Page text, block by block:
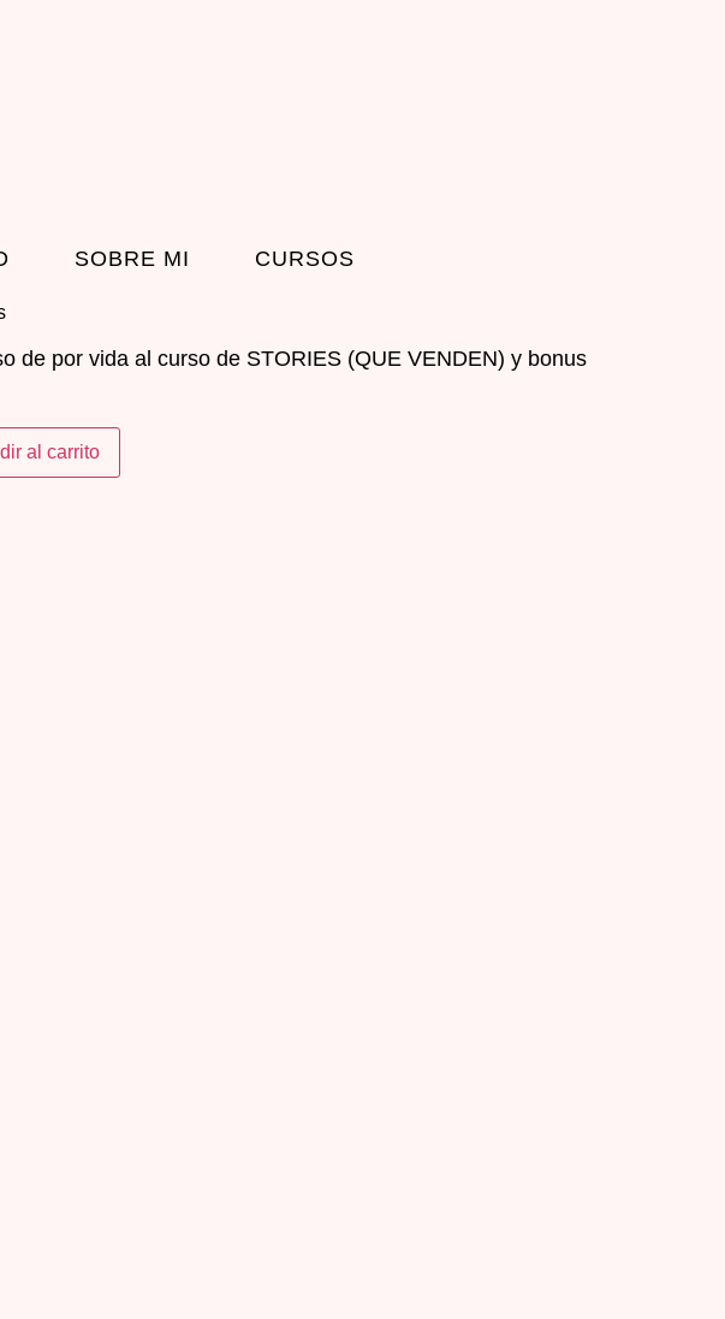
SOBRE MI CURSOS
de por vida al curso de STORIES (QUE VENDEN) y bonus
al carrito